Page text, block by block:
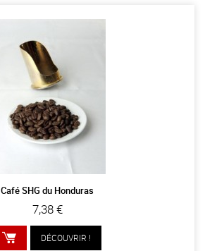
Café SHG du Honduras
7,38 €
DÉCOUVRIR !